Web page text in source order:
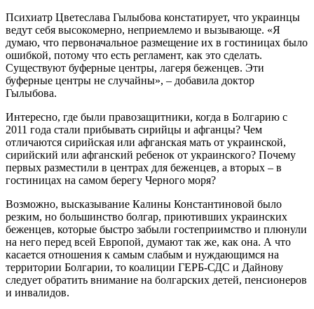
Психиатр Цветеслава Гылыбова констатирует, что украинцы
ведут себя высокомерно, неприемлемо и вызывающе. «Я
думаю, что первоначальное размещение их в гостиницах было
ошибкой, потому что есть регламент, как это сделать.
Существуют буферные центры, лагеря беженцев. Эти
буферные центры не случайны», – добавила доктор
Гылыбова.
Интересно, где были правозащитники, когда в Болгарию с
2011 года стали прибывать сирийцы и афганцы? Чем
отличаются сирийская или афганская мать от украинской,
сирийский или афганский ребенок от украинского? Почему
первых разместили в центрах для беженцев, а вторых – в
гостиницах на самом берегу Черного моря?
Возможно, высказывание Калины Константиновой было
резким, но большинство болгар, приютивших украинских
беженцев, которые быстро забыли гостеприимство и плюнули
на него перед всей Европой, думают так же, как она. А что
касается отношения к самым слабым и нуждающимся на
территории Болгарии, то коалиции ГЕРБ-СДС и Дайнову
следует обратить внимание на болгарских детей, пенсионеров
и инвалидов.